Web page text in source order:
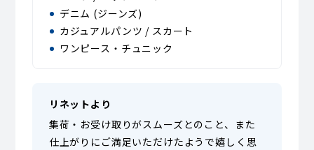
デニム (ジーンズ)
カジュアルパンツ / スカート
ワンピース・チュニック
リネットより
集荷・お受け取りがスムーズとのこと、また
仕上がりにご満足いただけたようで嬉しく思